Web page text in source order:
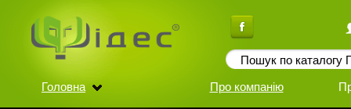
Головна Про компанію